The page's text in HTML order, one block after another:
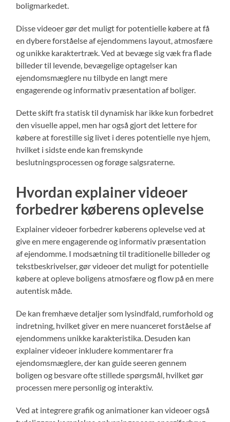
boligmarkedet.
Disse videoer gør det muligt for potentielle købere at få
en dybere forståelse af ejendommens layout, atmosfære
og unikke karaktertræk. Ved at bevæge sig væk fra flade
billeder til levende, bevægelige optagelser kan
ejendomsmæglere nu tilbyde en langt mere
engagerende og informativ præsentation af boliger.
Dette skift fra statisk til dynamisk har ikke kun forbedret
den visuelle appel, men har også gjort det lettere for
købere at forestille sig livet i deres potentielle nye hjem,
hvilket i sidste ende kan fremskynde
beslutningsprocessen og forøge salgsraterne.
Hvordan explainer videoer
forbedrer køberens oplevelse
Explainer videoer forbedrer køberens oplevelse ved at
give en mere engagerende og informativ præsentation
af ejendomme. I modsætning til traditionelle billeder og
tekstbeskrivelser, gør videoer det muligt for potentielle
købere at opleve boligens atmosfære og flow på en mere
autentisk måde.
De kan fremhæve detaljer som lysindfald, rumforhold og
indretning, hvilket giver en mere nuanceret forståelse af
ejendommens unikke karakteristika. Desuden kan
explainer videoer inkludere kommentarer fra
ejendomsmæglere, der kan guide seeren gennem
boligen og besvare ofte stillede spørgsmål, hvilket gør
processen mere personlig og interaktiv.
Ved at integrere grafik og animationer kan videoer også